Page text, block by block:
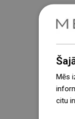
Mēs
citu